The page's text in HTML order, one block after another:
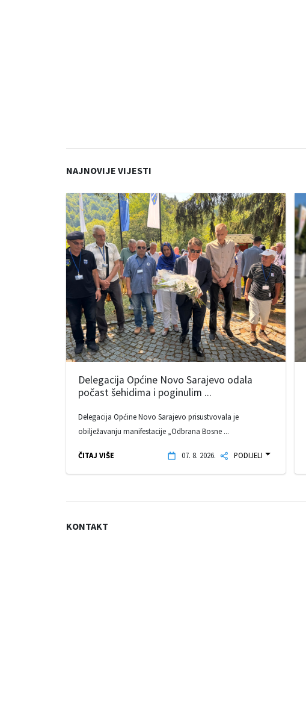
NAJNOVIJE VIJESTI
Delegacija Općine Novo Sarajevo odala
počast šehidima i poginulim ...
Delegacija Općine Novo Sarajevo prisustvovala je
obilježavanju manifestacije „Odbrana Bosne ...
ČITAJ VIŠE 07. 8. 2026. PODIJELI
KONTAKT